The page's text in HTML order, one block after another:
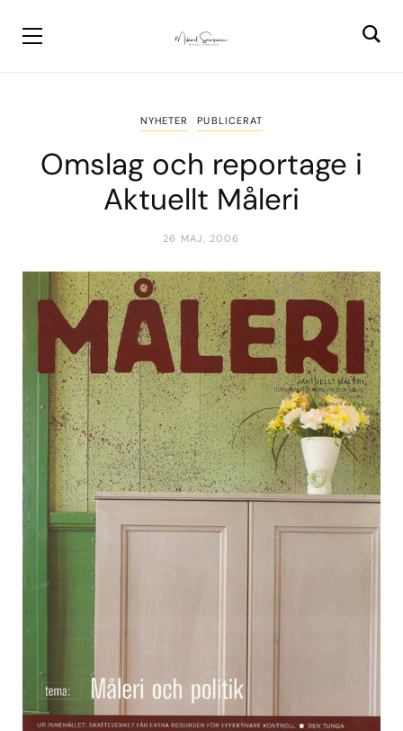
NYHETER PUBLICERAT
Omslag och reportage i
Aktuellt Måleri
26 MAJ, 2006